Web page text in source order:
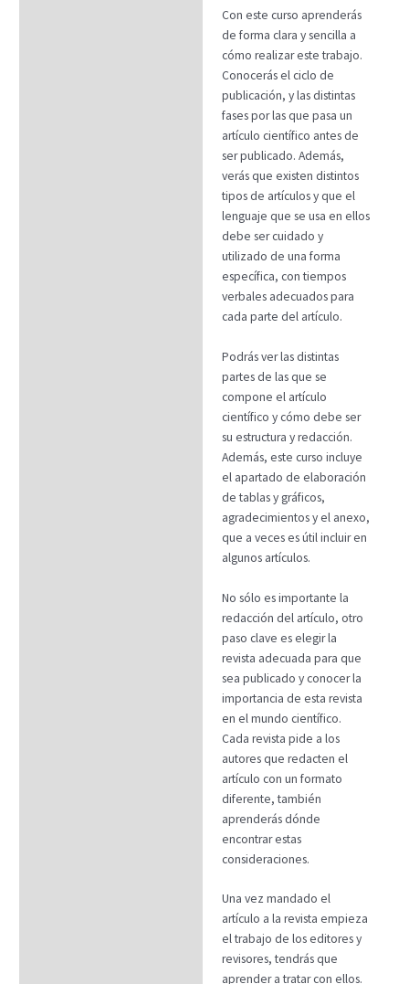
Con este curso aprenderás
de forma clara y sencilla a
cómo realizar este trabajo.
Conocerás el ciclo de
publicación, y las distintas
fases por las que pasa un
artículo científico antes de
ser publicado. Además,
verás que existen distintos
tipos de artículos y que el
lenguaje que se usa en ellos
debe ser cuidado y
utilizado de una forma
específica, con tiempos
verbales adecuados para
cada parte del artículo.
Podrás ver las distintas
partes de las que se
compone el artículo
científico y cómo debe ser
su estructura y redacción.
Además, este curso incluye
el apartado de elaboración
de tablas y gráficos,
agradecimientos y el anexo,
que a veces es útil incluir en
algunos artículos.
No sólo es importante la
redacción del artículo, otro
paso clave es elegir la
revista adecuada para que
sea publicado y conocer la
importancia de esta revista
en el mundo científico.
Cada revista pide a los
autores que redacten el
artículo con un formato
diferente, también
aprenderás dónde
encontrar estas
consideraciones.
Una vez mandado el
artículo a la revista empieza
el trabajo de los editores y
revisores, tendrás que
aprender a tratar con ellos.